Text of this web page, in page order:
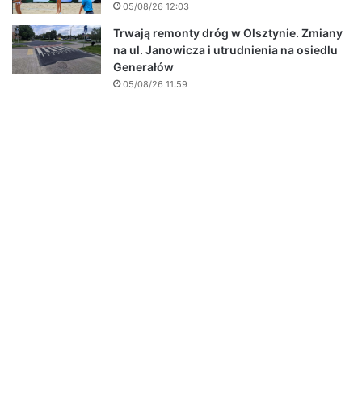
05/08/26 12:03
Trwają remonty dróg w Olsztynie. Zmiany
na ul. Janowicza i utrudnienia na osiedlu
Generałów
05/08/26 11:59